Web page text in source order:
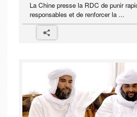
La Chine presse la RDC de punir
responsables et de renforcer la ...